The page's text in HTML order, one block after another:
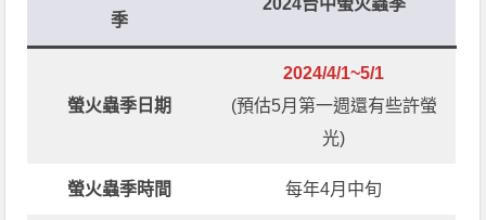
季
2024台中螢火蟲季
螢火蟲季日期
2024/4/1~5/1
(預估5月第一週還有些許螢
光)
螢火蟲季時間 每年4月中旬